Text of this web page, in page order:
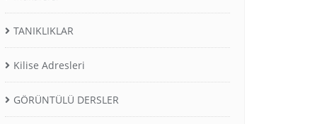
TANIKLIKLAR
Kilise Adresleri
GÖRÜNTÜLÜ DERSLER